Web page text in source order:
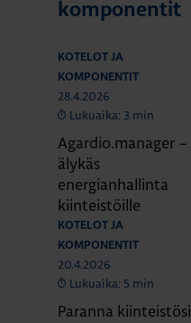
komponentit
KOTELOT JA
KOMPONENTIT
28.4.2026
Lukuaika: 3 min
Agardio.manager –
älykäs
energianhallinta
kiinteistöille
KOTELOT JA
KOMPONENTIT
20.4.2026
Lukuaika: 5 min
Paranna kiinteistösi